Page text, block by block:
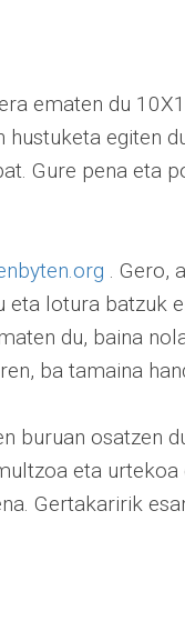
ematen du
egiten
Gure pena eta
. Gero,
lotura batzuk
du, baina
ba tamaina
buruan osatzen
eta urtekoa
Gertakaririk